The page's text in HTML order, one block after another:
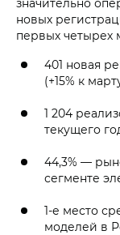
новых
первых четырех
401 новая
(+15% к
1 204
текущего
44,3% —
сегменте
1-е место
моделей в